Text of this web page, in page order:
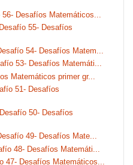
Desafíos Matemáticos...
55- Desafíos
54- Desafíos Matem...
53- Desafíos Matemáti...
Matemáticos primer gr...
51- Desafíos
50- Desafíos
49- Desafíos Mate...
48- Desafíos Matemáti...
47- Desafíos Matemáticos...